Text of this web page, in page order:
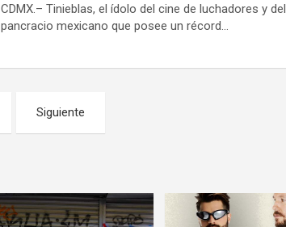
CDMX.– Tinieblas, el ídolo del cine de luchadores y del
pancracio mexicano que posee un récord…
Siguiente